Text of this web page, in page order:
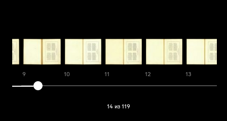
9 10 11 12 13
14 из 119